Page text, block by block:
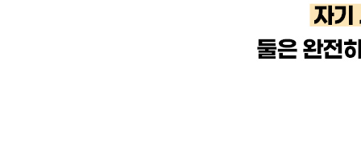
5장 사회적으로 깨어 있는 자본주의자
립서비스를 넘어, 가치 있는 사업을 실현하려는 사